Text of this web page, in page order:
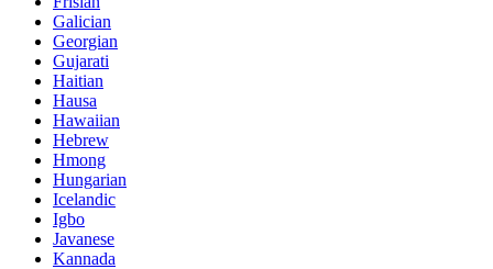
Galician
Georgian
Gujarati
Haitian
Hausa
Hawaiian
Hebrew
Hmong
Hungarian
Icelandic
Igbo
Javanese
Kannada